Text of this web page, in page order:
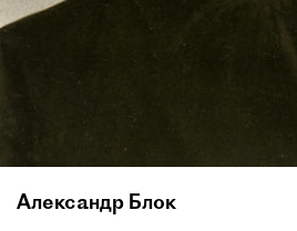
Александр Блок